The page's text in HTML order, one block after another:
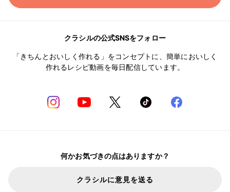
クラシルの公式SNSをフォロー
「きちんとおいしく作れる」をコンセプトに、簡単においしく
作れるレシピ動画を毎日配信しています。
何かお気づきの点はありますか？
クラシルに意見を送る